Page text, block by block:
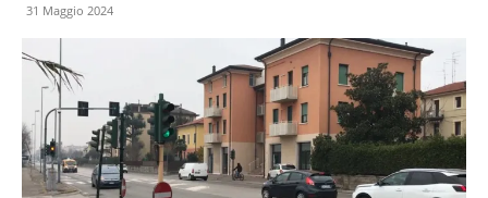
31 Maggio 2024